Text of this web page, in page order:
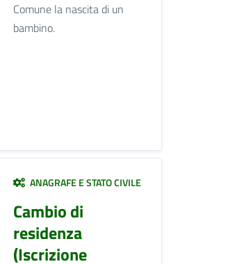
Comune la nascita di un
bambino.
ANAGRAFE E STATO CIVILE
Cambio di
residenza
(Iscrizione